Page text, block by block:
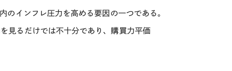
のインフレ圧力を高める要因の一つである。
見るだけでは不十分であり、購買力平価